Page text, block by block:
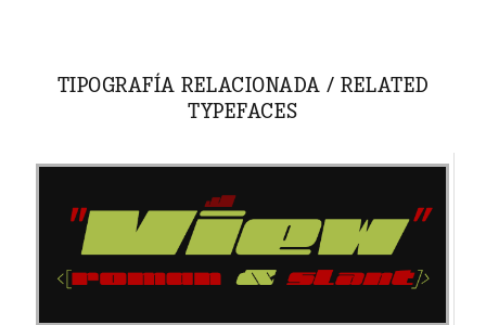
TIPOGRAFÍA RELACIONADA / RELATED
TYPEFACES